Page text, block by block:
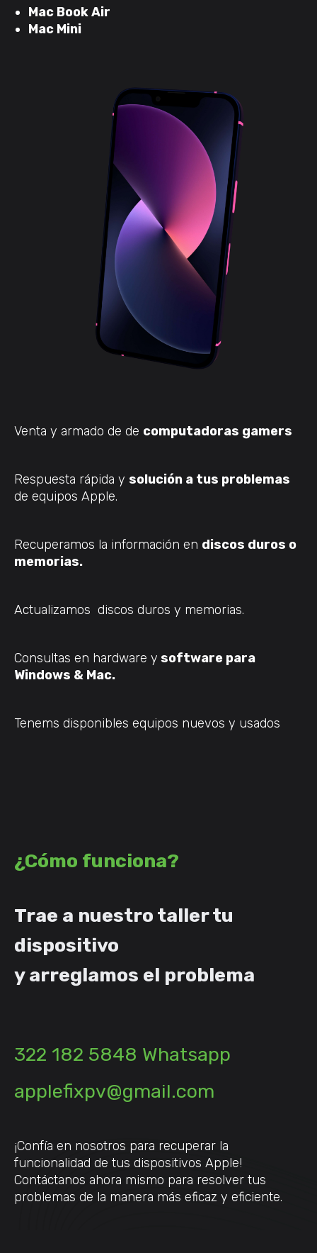
Mac Book Air
Mac Mini
Venta y armado de de computadoras gamers
Respuesta rápida y solución a tus problemas
de equipos Apple.
Recuperamos la información en discos duros o
memorias.
Actualizamos discos duros y memorias.
Consultas en hardware y software para
Windows & Mac.
Tenems disponibles equipos nuevos y usados
¿Cómo funciona?
Trae a nuestro taller tu
dispositivo
y arreglamos el problema
322 182 5848 Whatsapp
applefixpv@gmail.com
¡Confía en nosotros para recuperar la
funcionalidad de tus dispositivos Apple!
Contáctanos ahora mismo para resolver tus
problemas de la manera más eficaz y eficiente.